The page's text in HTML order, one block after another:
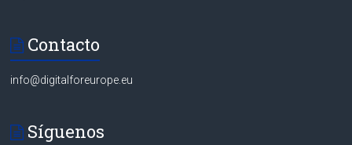
Contacto
info@digitalforeurope.eu
Síguenos